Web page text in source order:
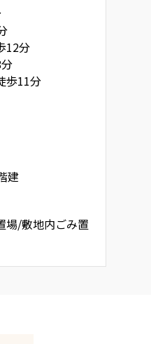
12分
歩11分
建
場/敷地内ごみ置